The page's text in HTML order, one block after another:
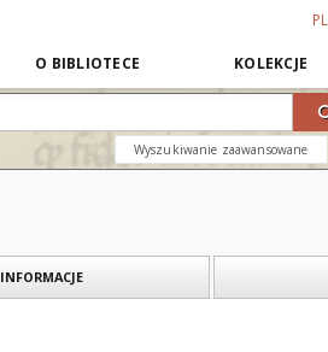
PL
O BIBLIOTECE KOLEKCJE
Wyszukiwanie zaawansowane
INFORMACJE